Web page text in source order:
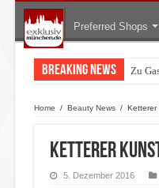
Preferred Shops
Breaking News Zu
Home / Beauty News / Ketterer
Ketterer
5. Dezember 2016